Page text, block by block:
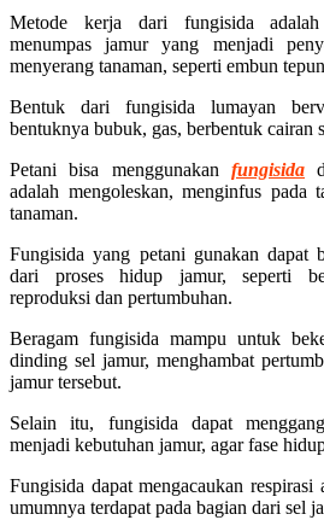
Metode kerja dari fungisida
menumpas jamur yang menjadi
menyerang tanaman, seperti embun
Bentuk dari fungisida lumayan
bentuknya bubuk, gas, berbentuk cairan
Petani bisa menggunakan fungisida
adalah mengoleskan, menginfus pada
tanaman.
Fungisida yang petani gunakan dapat
dari proses hidup jamur, seperti
reproduksi dan pertumbuhan.
Beragam fungisida mampu untuk
dinding sel jamur, menghambat
jamur tersebut.
Selain itu, fungisida dapat
menjadi kebutuhan jamur, agar fase
Fungisida dapat mengacaukan
umumnya terdapat pada bagian dari sel